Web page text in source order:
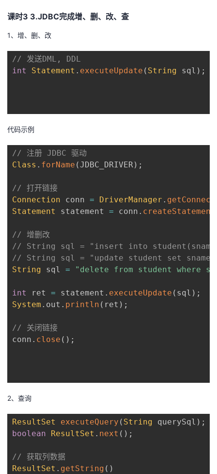
证
实
验
的
收
持
建
议
课时3 3.JDBC完成增、删、改、查
1、增、删、改
// 发送DML, DDL
int
Statement . executeUpdate ( String sql ) ;
代码示例
// 注册 JDBC 驱动
Class . forName ( JDBC_DRIVER) ;
// 打开链接
Connection conn = DriverManager .
Statement
statement = conn . createStatement
// 增删改
// String sql = "insert into
// String sql = "update student set
String sql = "delete from student where
int ret = statement . executeUpdate ( sql ) ;
System . out . println ( ret ) ;
// 关闭链接
conn . close ( ) ;
2、查询
ResultSet executeQuery ( String querySql ) ;
boolean
ResultSet . next ( ) ;
// 获取列数据
ResultSet . getString ( )